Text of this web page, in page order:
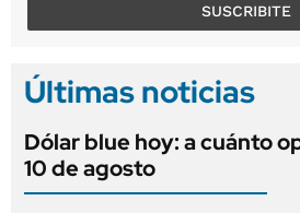
SUSCRIBITE
Últimas noticias
Dólar blue hoy: a cuánto
10 de agosto